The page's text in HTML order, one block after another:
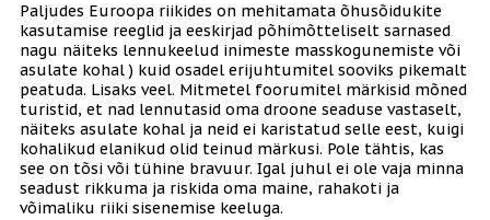
Paljudes Euroopa riikides on mehitamata õhusõidukite
kasutamise reeglid ja eeskirjad põhimõtteliselt sarnased
nagu näiteks lennukeelud inimeste masskogunemiste või
asulate kohal ) kuid osadel erijuhtumitel sooviks pikemalt
peatuda. Lisaks veel. Mitmetel foorumitel märkisid mõned
turistid, et nad lennutasid oma droone seaduse vastaselt,
näiteks asulate kohal ja neid ei karistatud selle eest, kuigi
kohalikud elanikud olid teinud märkusi. Pole tähtis, kas
see on tõsi või tühine bravuur. Igal juhul ei ole vaja minna
seadust rikkuma ja riskida oma maine, rahakoti ja
võimaliku riiki sisenemise keeluga.